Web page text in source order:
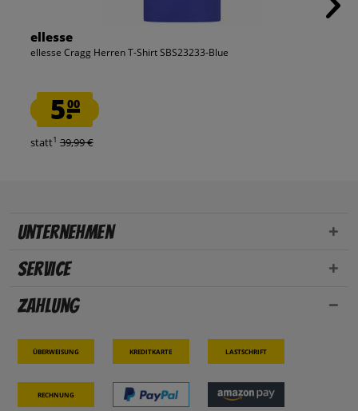
ellesse
ellesse Cragg Herren T-Shirt SBS23233-Blue
5.00
statt1 39,99 €
Unternehmen
Service
Zahlung
Überweisung Kreditkarte Lastschrift
Rechnung